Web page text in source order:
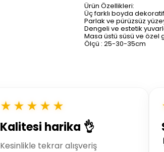
Ürün Özellikleri:
Üç farklı boyda
Parlak ve pürüzsüz
Dengeli ve estetik
Masa üstü süsü ve
Ölçü : 25-30-35cm
★★★★★
Kalitesi harika 👌
Kesinlikle tekrar alışveriş